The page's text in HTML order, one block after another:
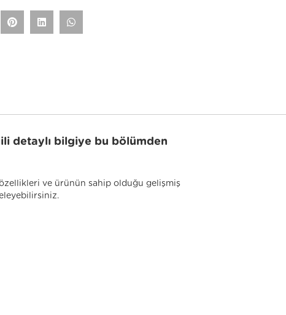
detaylı bilgiye bu bölümden
ve ürünün sahip olduğu gelişmiş